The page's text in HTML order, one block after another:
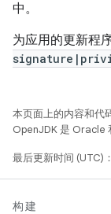
中。
为应用的更新程
本页面上的内容和代
OpenJDK 是 Oracle
最后更新时间 (UTC)
构建